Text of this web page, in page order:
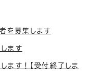
を募集します
ます
ます！【受付終了しま